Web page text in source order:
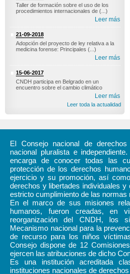
Taller de formación sobre el uso de los
procedimientos internacionales de (...)
Leer más
21-09-2018
Adopción del proyecto de ley relativa a la
medicina forense: Principales (...)
Leer más
15-06-2017
CNDH participa en Belgrado en un
encuentro sobre el cambio climático
Leer más
Leer toda la actualidad
El Consejo nacional de
nacional pluralista e
encarga de conocer todas las
protección de los derechos
ejercicio y su promoción, así
derechos y libertades individuales
estricto cumplimiento de las
En el marco de sus misiones
humanos, fueron creadas,
reorganización del CNDH, los
Mecanismo nacional para la
de recurso para los niños
Consejo dispone de 12
ejercen las atribuciones de dicho
Es una institución acreditada
instituciones nacionales de